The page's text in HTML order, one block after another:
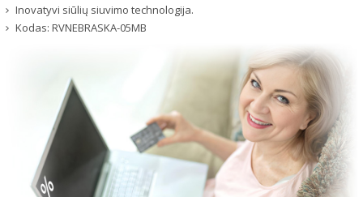
Inovatyvi siūlių siuvimo technologija.
Kodas: RVNEBRASKA-05MB